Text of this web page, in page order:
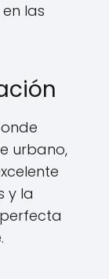
las
urbano,
y la